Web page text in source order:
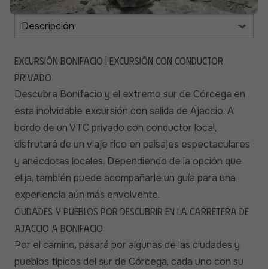
Excursión Bonifacio | Excursión con conductor
privado
Descubra Bonifacio y el extremo sur de Córcega en
esta inolvidable excursión con salida de Ajaccio. A
bordo de un VTC privado con conductor local,
disfrutará de un viaje rico en paisajes espectaculares
y anécdotas locales. Dependiendo de la opción que
elija, también puede acompañarle un guía para una
experiencia aún más envolvente.
Ciudades y pueblos por descubrir en la carretera de
Ajaccio a Bonifacio
Por el camino, pasará por algunas de las ciudades y
pueblos típicos del sur de Córcega, cada uno con su